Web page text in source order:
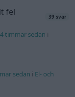
fel
39 svar
timmar sedan i
sedan i El- och